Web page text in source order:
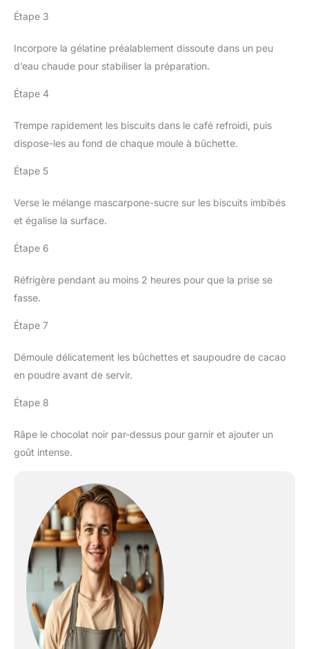
Étape 3
Incorpore la gélatine préalablement dissoute dans un peu
d’eau chaude pour stabiliser la préparation.
Étape 4
Trempe rapidement les biscuits dans le café refroidi, puis
dispose-les au fond de chaque moule à bûchette.
Étape 5
Verse le mélange mascarpone-sucre sur les biscuits imbibés
et égalise la surface.
Étape 6
Réfrigère pendant au moins 2 heures pour que la prise se
fasse.
Étape 7
Démoule délicatement les bûchettes et saupoudre de cacao
en poudre avant de servir.
Étape 8
Râpe le chocolat noir par-dessus pour garnir et ajouter un
goût intense.